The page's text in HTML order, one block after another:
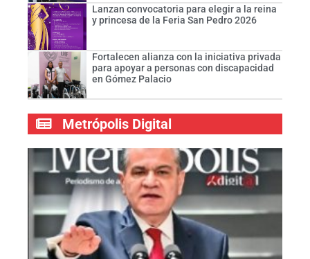
Lanzan convocatoria para elegir a la reina
y princesa de la Feria San Pedro 2026
Fortalecen alianza con la iniciativa privada
para apoyar a personas con discapacidad
en Gómez Palacio
Metrópolis Digital